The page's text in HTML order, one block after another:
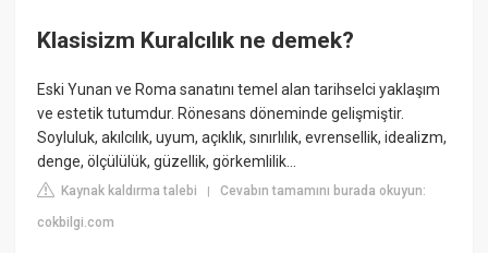
Klasisizm Kuralcılık ne demek?
Eski Yunan ve Roma sanatını temel alan tarihselci yaklaşım
ve estetik tutumdur. Rönesans döneminde gelişmiştir.
Soyluluk, akılcılık, uyum, açıklık, sınırlılık, evrensellik, idealizm,
denge, ölçülülük, güzellik, görkemlilik…
Kaynak kaldırma talebi |Cevabın tamamını burada okuyun:
cokbilgi.com